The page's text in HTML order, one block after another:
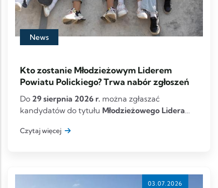
News
Kto zostanie Młodzieżowym Liderem
Powiatu Polickiego? Trwa nabór zgłoszeń
Do 29 sierpnia 2026 r. można zgłaszać
kandydatów do tytułu Młodzieżowego Lidera
Czytaj więcej
03.07.2026